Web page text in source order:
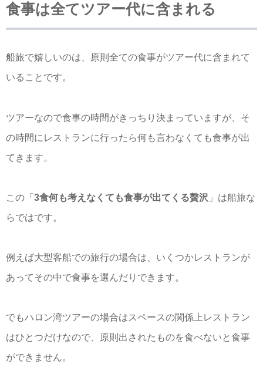
食事は全てツアー代に含まれる
船旅で嬉しいのは、原則全ての食事がツアー代に含まれて
いることです。
ツアーなので食事の時間がきっちり決まっていますが、そ
の時間にレストランに行ったら何も言わなくても食事が出
てきます。
この「 3食何も考えなくても食事が出てくる贅沢 」は船旅な
らではです。
例えば大型客船での旅行の場合は、いくつかレストランが
あってその中で食事を選んだりできます。
でもハロン湾ツアーの場合はスペースの関係上レストラン
はひとつだけなので、原則出されたものを食べないと食事
ができません。